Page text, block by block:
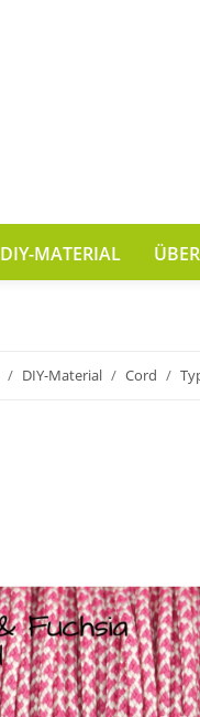
DIY-MATERIAL
DIY-Material Cord